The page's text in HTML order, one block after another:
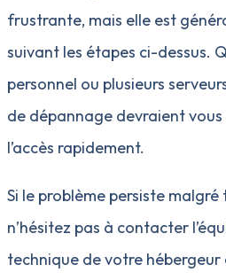
frustrante, mais elle est
suivant les étapes ci-dessus.
personnel ou plusieurs
de dépannage devraient
l’accès rapidement.
Si le problème persiste
n’hésitez pas à contacter
technique de votre